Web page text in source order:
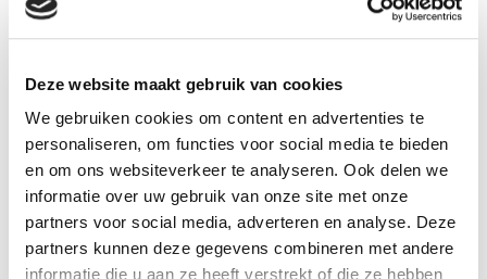
Deze website maakt gebruik van cookies
We gebruiken cookies om content en advertenties te
personaliseren, om functies voor social media te bieden
en om ons websiteverkeer te analyseren. Ook delen we
informatie over uw gebruik van onze site met onze
partners voor social media, adverteren en analyse. Deze
partners kunnen deze gegevens combineren met andere
informatie die u aan ze heeft verstrekt of die ze hebben
Ballonnen decoraties Zaandam
tarieven ballonnen in Zaandam. Hierbij kunt u
denken aan verschillende soorten ballonnen
decoraties, zoals:
Ballonnenboog
in Zaandam, ons tarief vanaf €
66,12
Ballonnenpilaarin Zaandam, ons tarief vanaf €